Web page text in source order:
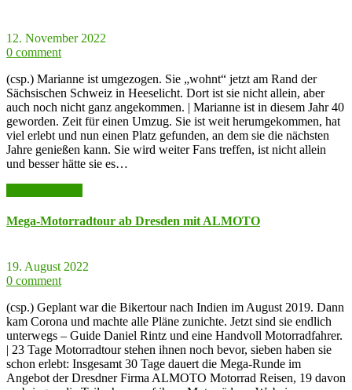
12. November 2022
0 comment
(csp.) Marianne ist umgezogen. Sie „wohnt“ jetzt am Rand der
Sächsischen Schweiz in Heeselicht. Dort ist sie nicht allein, aber
auch noch nicht ganz angekommen. | Marianne ist in diesem Jahr 40
geworden. Zeit für einen Umzug. Sie ist weit herumgekommen, hat
viel erlebt und nun einen Platz gefunden, an dem sie die nächsten
Jahre genießen kann. Sie wird weiter Fans treffen, ist nicht allein
und besser hätte sie es…
Mega-Motorradtour ab Dresden mit ALMOTO
19. August 2022
0 comment
(csp.) Geplant war die Bikertour nach Indien im August 2019. Dann
kam Corona und machte alle Pläne zunichte. Jetzt sind sie endlich
unterwegs – Guide Daniel Rintz und eine Handvoll Motorradfahrer.
| 23 Tage Motorradtour stehen ihnen noch bevor, sieben haben sie
schon erlebt: Insgesamt 30 Tage dauert die Mega-Runde im
Angebot der Dresdner Firma ALMOTO Motorrad Reisen, 19 davon